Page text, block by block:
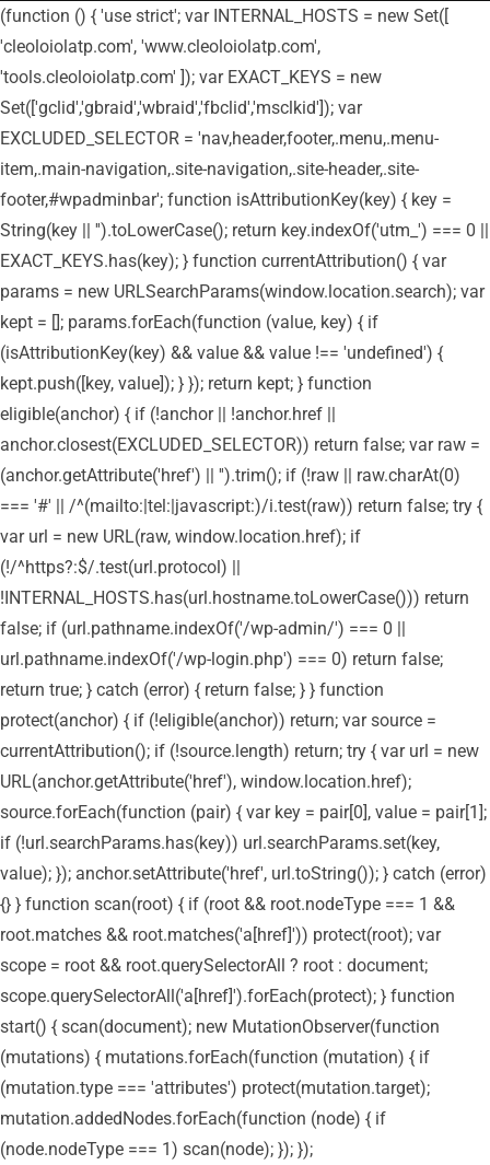
(function () { 'use strict'; var INTERNAL_HOSTS = new Set([
'cleoloiolatp.com', 'www.cleoloiolatp.com',
'tools.cleoloiolatp.com' ]); var EXACT_KEYS = new
Set(['gclid','gbraid','wbraid','fbclid','msclkid']); var
EXCLUDED_SELECTOR = 'nav,header,footer,.menu,.menu-
item,.main-navigation,.site-navigation,.site-header,.site-
footer,#wpadminbar'; function isAttributionKey(key) { key =
String(key || '').toLowerCase(); return key.indexOf('utm_') === 0 ||
EXACT_KEYS.has(key); } function currentAttribution() { var
params = new URLSearchParams(window.location.search); var
kept = []; params.forEach(function (value, key) { if
(isAttributionKey(key) && value && value !== 'undefined') {
kept.push([key, value]); } }); return kept; } function
eligible(anchor) { if (!anchor || !anchor.href ||
anchor.closest(EXCLUDED_SELECTOR)) return false; var raw =
(anchor.getAttribute('href') || '').trim(); if (!raw || raw.charAt(0)
=== '#' || /^(mailto:|tel:|javascript:)/i.test(raw)) return false; try {
var url = new URL(raw, window.location.href); if
(!/^https?:$/.test(url.protocol) ||
!INTERNAL_HOSTS.has(url.hostname.toLowerCase())) return
false; if (url.pathname.indexOf('/wp-admin/') === 0 ||
url.pathname.indexOf('/wp-login.php') === 0) return false;
return true; } catch (error) { return false; } } function
protect(anchor) { if (!eligible(anchor)) return; var source =
currentAttribution(); if (!source.length) return; try { var url = new
URL(anchor.getAttribute('href'), window.location.href);
source.forEach(function (pair) { var key = pair[0], value = pair[1];
if (!url.searchParams.has(key)) url.searchParams.set(key,
value); }); anchor.setAttribute('href', url.toString()); } catch (error)
{} } function scan(root) { if (root && root.nodeType === 1 &&
root.matches && root.matches('a[href]')) protect(root); var
scope = root && root.querySelectorAll ? root : document;
scope.querySelectorAll('a[href]').forEach(protect); } function
start() { scan(document); new MutationObserver(function
(mutations) { mutations.forEach(function (mutation) { if
(mutation.type === 'attributes') protect(mutation.target);
mutation.addedNodes.forEach(function (node) { if
(node.nodeType === 1) scan(node); }); });